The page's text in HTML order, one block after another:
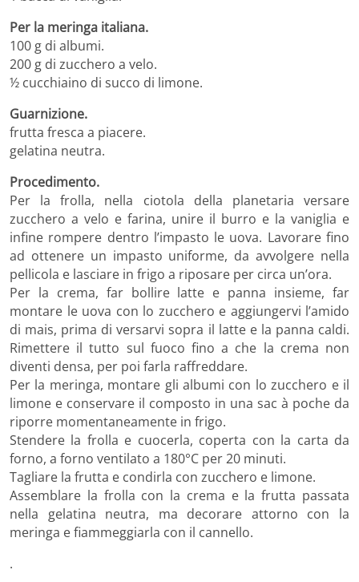
Per la meringa italiana.
100 g di albumi.
200 g di zucchero a velo.
½ cucchiaino di succo di limone.
Guarnizione.
frutta fresca a piacere.
gelatina neutra.
Procedimento.
Per la frolla, nella ciotola della planetaria versare
zucchero a velo e farina, unire il burro e la vaniglia e
infine rompere dentro l’impasto le uova. Lavorare fino
ad ottenere un impasto uniforme, da avvolgere nella
pellicola e lasciare in frigo a riposare per circa un’ora.
Per la crema, far bollire latte e panna insieme, far
montare le uova con lo zucchero e aggiungervi l’amido
di mais, prima di versarvi sopra il latte e la panna caldi.
Rimettere il tutto sul fuoco fino a che la crema non
diventi densa, per poi farla raffreddare.
Per la meringa, montare gli albumi con lo zucchero e il
limone e conservare il composto in una sac à poche da
riporre momentaneamente in frigo.
Stendere la frolla e cuocerla, coperta con la carta da
forno, a forno ventilato a 180°C per 20 minuti.
Tagliare la frutta e condirla con zucchero e limone.
Assemblare la frolla con la crema e la frutta passata
nella gelatina neutra, ma decorare attorno con la
meringa e fiammeggiarla con il cannello.
.